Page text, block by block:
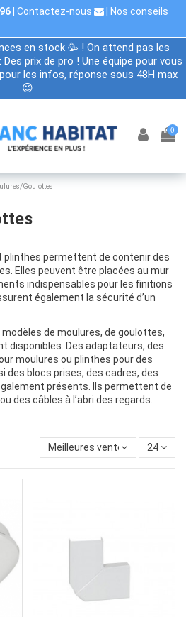
Contactez-nous Nos conseils
en stock 🥳 ! On attend pas les
prix de pro ! Une équipe pour vous
les infos, réponse sous 48H max
😉
0
Goulottes
plinthes permettent de contenir des
Elles peuvent être placées au mur
indispensables pour les finitions
également la sécurité d’un
de moulures, de goulottes,
disponibles. Des adaptateurs, des
moulures ou plinthes pour des
des blocs prises, des cadres, des
présents. Ils permettent de
des câbles à l’abri des regards.
Meilleures ventes 24